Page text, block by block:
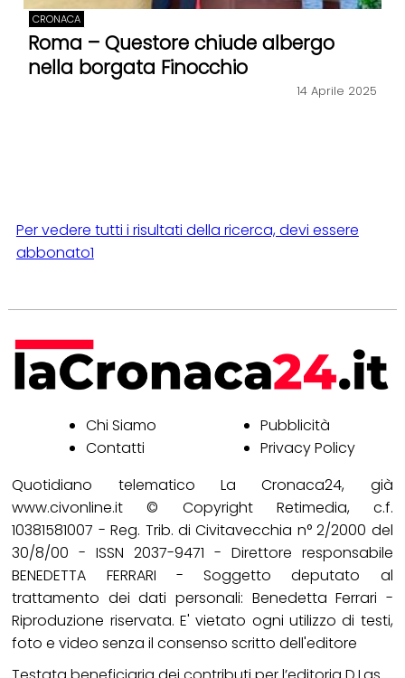
CRONACA
Roma – Questore chiude albergo
nella borgata Finocchio
14 Aprile 2025
Per vedere tutti i risultati della ricerca, devi essere
abbonato1
Chi Siamo
Contatti
Pubblicità
Privacy Policy
Quotidiano telematico La Cronaca24, già
www.civonline.it © Copyright Retimedia, c.f.
10381581007 - Reg. Trib. di Civitavecchia n° 2/2000 del
30/8/00 - ISSN 2037-9471 - Direttore responsabile
BENEDETTA FERRARI - Soggetto deputato al
trattamento dei dati personali: Benedetta Ferrari -
Riproduzione riservata. E' vietato ogni utilizzo di testi,
foto e video senza il consenso scritto dell'editore